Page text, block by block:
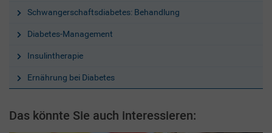
Schwangerschaftsdiabetes: Behandlung
Diabetes-Management
Insulintherapie
Ernährung bei Diabetes
Das könnte Sie auch interessieren: